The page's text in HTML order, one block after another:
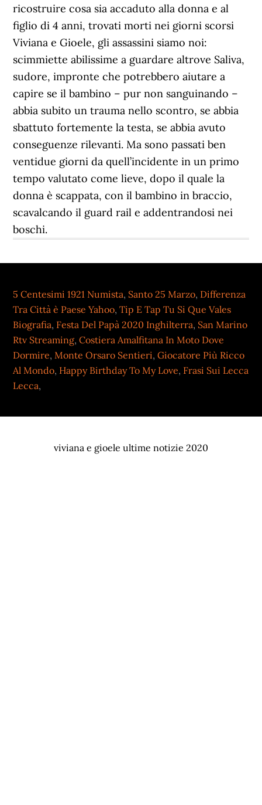
5 Centesimi 1921 Numista, Santo 25 Marzo, Differenza
Tra Città è Paese Yahoo,Tip E Tap Tu Si Que Vales
Biografia, Festa Del Papà 2020 Inghilterra, San Marino
Rtv Streaming,Costiera Amalfitana In Moto Dove
Dormire,Monte Orsaro Sentieri,Giocatore Più Ricco
Al Mondo, Happy Birthday To My Love, Frasi Sui Lecca
Lecca,
viviana e gioele ultime notizie 2020